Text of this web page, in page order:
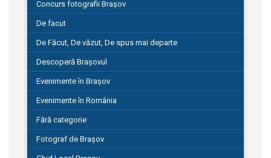
Concurs fotografii Brașov
De facut
De Făcut, De văzut, De spus mai departe
Descoperă Brașovul
Evenimente în Brașov
Evenimente în România
Fără categorie
Fotograf de Brașov